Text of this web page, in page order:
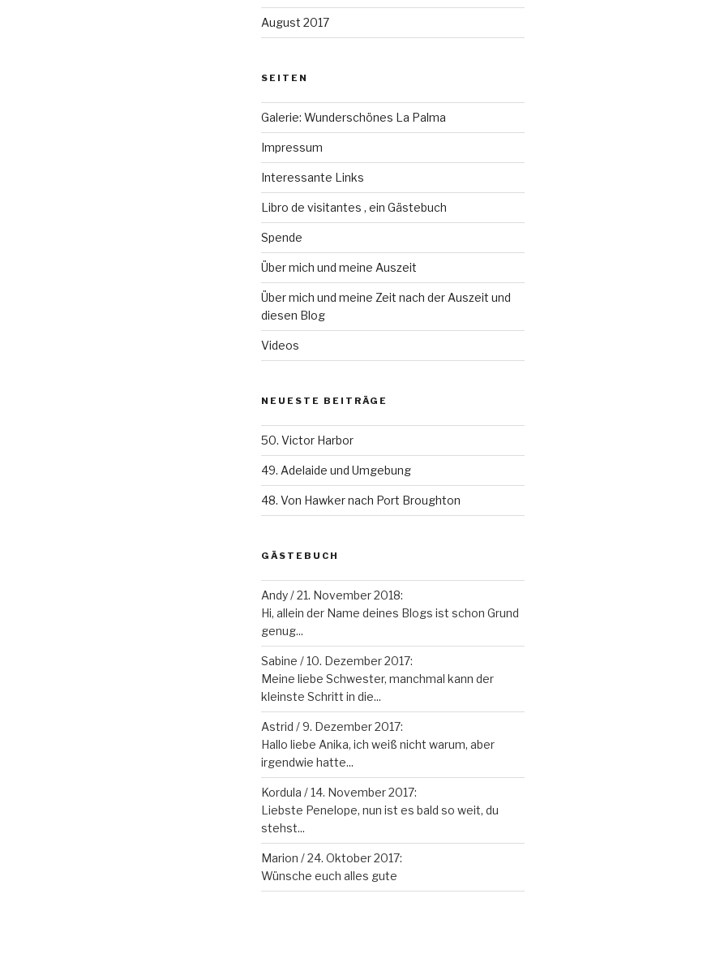
August 2017
SEITEN
Galerie: Wunderschönes La Palma
Impressum
Interessante Links
Libro de visitantes , ein Gästebuch
Spende
Über mich und meine Auszeit
Über mich und meine Zeit nach der Auszeit und
diesen Blog
Videos
NEUESTE BEITRÄGE
50. Victor Harbor
49. Adelaide und Umgebung
48. Von Hawker nach Port Broughton
GÄSTEBUCH
Andy/21. November 2018:
Hi, allein der Name deines Blogs ist schon Grund
genug...
Sabine /10. Dezember 2017:
Meine liebe Schwester, manchmal kann der
kleinste Schritt in die...
Astrid /9. Dezember 2017:
Hallo liebe Anika, ich weiß nicht warum, aber
irgendwie hatte...
Kordula /14. November 2017:
Liebste Penelope, nun ist es bald so weit, du
stehst...
Marion /24. Oktober 2017:
Wünsche euch alles gute